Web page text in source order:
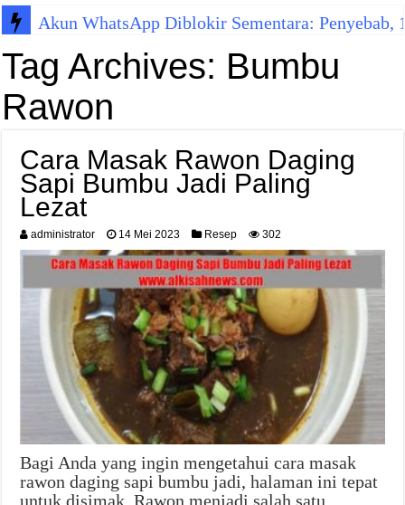
Akun WhatsApp Diblokir Sementara:
Tag Archives: Bumbu
Rawon
Cara Masak Rawon Daging
Sapi Bumbu Jadi Paling
Lezat
administrator 14 Mei 2023 Resep 302
Bagi Anda yang ingin mengetahui cara masak
rawon daging sapi bumbu jadi, halaman ini tepat
untuk disimak. Rawon menjadi salah satu